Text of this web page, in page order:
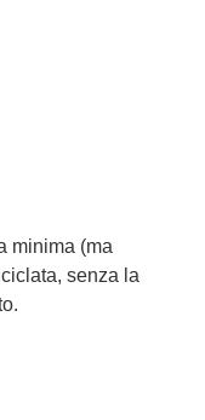
minima (ma
senza la